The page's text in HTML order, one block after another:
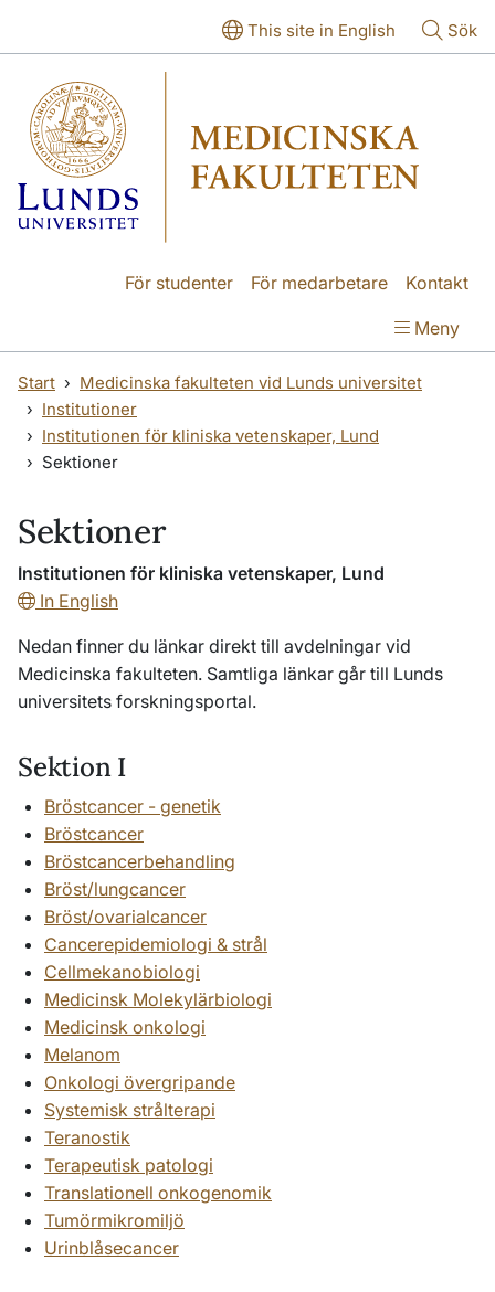
This site in English Sök
För studenter För medarbetare Kontakt
Meny
Start
Medicinska fakulteten vid Lunds universitet
Institutioner
Institutionen för kliniska vetenskaper, Lund
Sektioner
Sektioner
Institutionen för kliniska vetenskaper, Lund
In English
Nedan finner du länkar direkt till avdelningar vid
Medicinska fakulteten. Samtliga länkar går till Lunds
universitets forskningsportal.
Sektion I
Bröstcancer - genetik
Bröstcancer
Bröstcancerbehandling
Bröst/lungcancer
Bröst/ovarialcancer
Cancerepidemiologi & strål
Cellmekanobiologi
Medicinsk Molekylärbiologi
Medicinsk onkologi
Melanom
Onkologi övergripande
Systemisk strålterapi
Teranostik
Terapeutisk patologi
Translationell onkogenomik
Tumörmikromiljö
Urinblåsecancer